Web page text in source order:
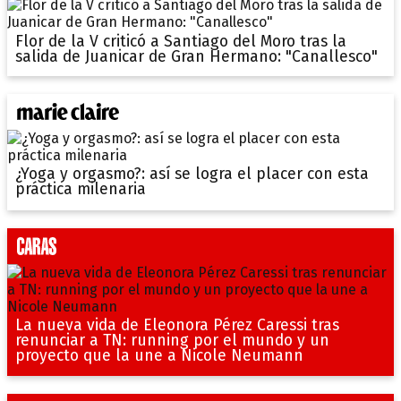
Flor de la V criticó a Santiago del Moro tras la
salida de Juanicar de Gran Hermano: "Canallesco"
¿Yoga y orgasmo?: así se logra el placer con esta
práctica milenaria
La nueva vida de Eleonora Pérez Caressi tras
renunciar a TN: running por el mundo y un
proyecto que la une a Nicole Neumann